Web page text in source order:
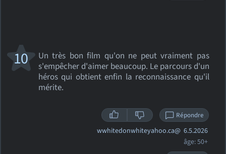
Un très bon film qu'on ne peut vraiment pas
s'empêcher d'aimer beaucoup. Le parcours d'un
héros qui obtient enfin la reconnaissance qu'il
mérite.
10
Répondre
wwhitedonwhiteyahoo.ca@ 6.5.2026
âge: 50+